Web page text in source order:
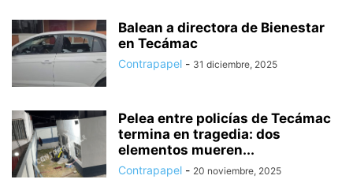
Balean a directora de Bienestar
en Tecámac
Contrapapel - 31 diciembre, 2025
Pelea entre policías de Tecámac
termina en tragedia: dos
elementos mueren...
Contrapapel - 20 noviembre, 2025